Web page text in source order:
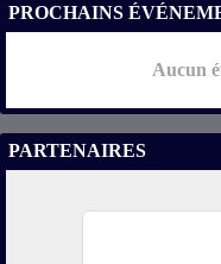
PROCHAINS
Aucun
PARTENAIRES